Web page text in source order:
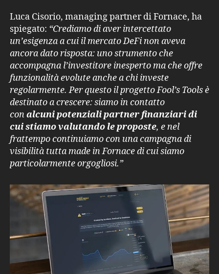
Luca Cisorio, managing partner di Fornace, ha
spiegato: “Crediamo di aver intercettato
un’esigenza a cui il mercato DeFi non aveva
ancora dato risposta: uno strumento che
accompagna l’investitore inesperto ma che offre
funzionalità evolute anche a chi investe
regolarmente. Per questo il progetto Fool’s Tools è
destinato a crescere: siamo in contatto
conalcuni potenziali partner finanziari di
cui stiamo valutando le proposte, e nel
frattempo continuiamo con una campagna di
visibilità tutta made in Fornace di cui siamo
particolarmente orgogliosi.”